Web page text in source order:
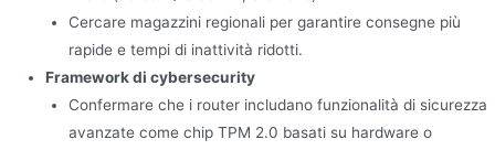
Cercare magazzini regionali per garantire consegne più
rapide e tempi di inattività ridotti.
Framework di cybersecurity
Confermare che i router includano funzionalità di sicurezza
avanzate come chip TPM 2.0 basati su hardware o